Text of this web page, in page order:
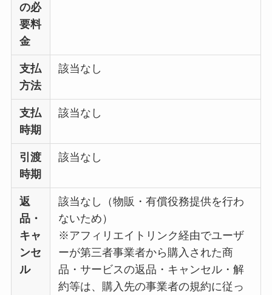
の必
要料
金
支払
方法
該当なし
支払
時期
該当なし
引渡
時期
該当なし
返
品・
キャ
ンセ
ル
該当なし（物販・有償役務提供を行わ
ないため）
※アフィリエイトリンク経由でユーザ
ーが第三者事業者から購入された商
品・サービスの返品・キャンセル・解
約等は、購入先の事業者の規約に従っ